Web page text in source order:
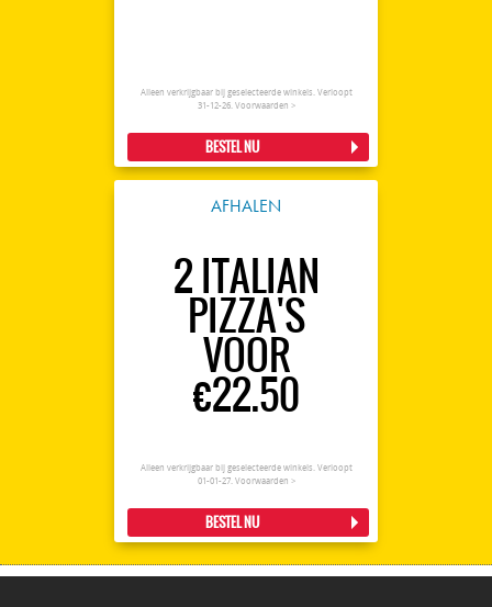
Alleen verkrijgbaar bij geselecteerde winkels. Verloopt
31-12-26. Voorwaarden >
BESTEL NU
AFHALEN
2 ITALIAN
PIZZA'S
VOOR
€22.50
Alleen verkrijgbaar bij geselecteerde winkels. Verloopt
01-01-27. Voorwaarden >
BESTEL NU